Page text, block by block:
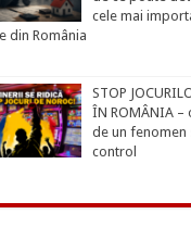
cele mai
din România
STOP
ÎN ROMÂNIA –
de un fenomen
control